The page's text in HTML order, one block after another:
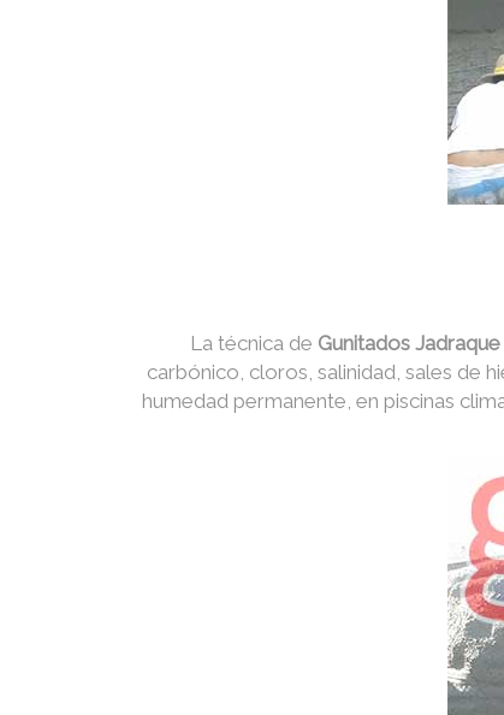
La técnica de Gunitados
carbónico, cloros, salinidad, sales de
humedad permanente, en piscinas